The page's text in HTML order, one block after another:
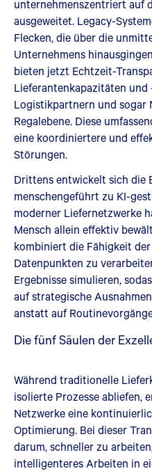
unternehmenszentriert auf
ausgeweitet. Legacy-
Flecken, die über die
Unternehmens
bieten jetzt Echtzeit-
Lieferantenkapazitäten und
Logistikpartnern und sogar
Regalebene. Diese
eine koordiniertere und
Störungen.
Drittens entwickelt sich die
menschengeführt zu KI-
moderner Liefernetzwerke
Mensch allein effektiv
kombiniert die Fähigkeit
Datenpunkten zu
Ergebnisse simulieren,
auf strategische
anstatt auf
Die fünf Säulen der
Während traditionelle
isolierte Prozesse abliefen,
Netzwerke eine
Optimierung. Bei dieser
darum, schneller zu
intelligenteres Arbeiten in